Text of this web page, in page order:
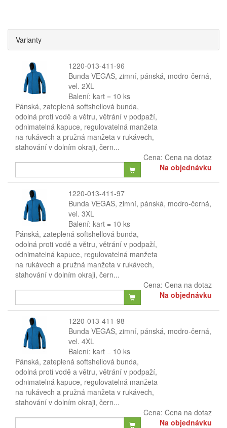
Varianty
1220-013-411-96
Bunda VEGAS, zimní, pánská, modro-černá,
vel. 2XL
Balení: kart = 10 ks
Pánská, zateplená softshellová bunda,
odolná proti vodě a větru, větrání v podpaží,
odnimatelná kapuce, regulovatelná manžeta
na rukávech a pružná manžeta v rukávech,
stahování v dolním okraji, čern...
Cena: Cena na dotaz
Na objednávku
1220-013-411-97
Bunda VEGAS, zimní, pánská, modro-černá,
vel. 3XL
Balení: kart = 10 ks
Pánská, zateplená softshellová bunda,
odolná proti vodě a větru, větrání v podpaží,
odnimatelná kapuce, regulovatelná manžeta
na rukávech a pružná manžeta v rukávech,
stahování v dolním okraji, čern...
Cena: Cena na dotaz
Na objednávku
1220-013-411-98
Bunda VEGAS, zimní, pánská, modro-černá,
vel. 4XL
Balení: kart = 10 ks
Pánská, zateplená softshellová bunda,
odolná proti vodě a větru, větrání v podpaží,
odnimatelná kapuce, regulovatelná manžeta
na rukávech a pružná manžeta v rukávech,
stahování v dolním okraji, čern...
Cena: Cena na dotaz
Na objednávku